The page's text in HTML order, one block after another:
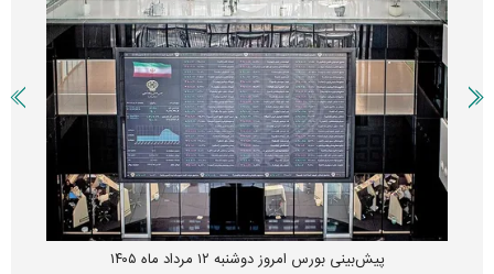
زنگ خطر انباشت نیاز در بازار مسکن؛ فنر قیمت‌ها فشرده شده